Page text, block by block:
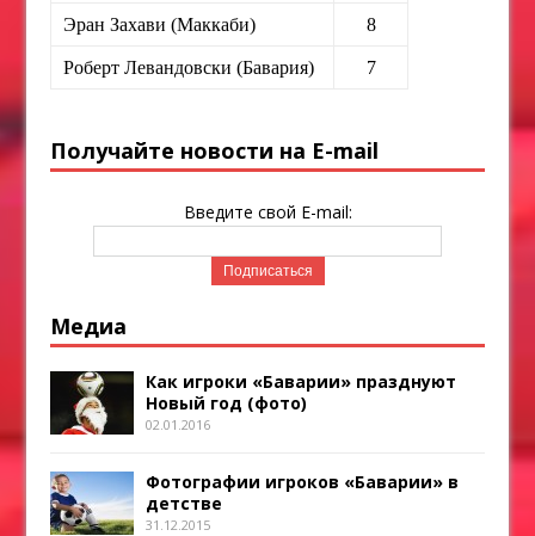
Эран Захави (Маккаби) 8
Роберт Левандовски (Бавария) 7
Получайте новости на E-mail
Введите свой E-mail:
Медиа
Как игроки «Баварии» празднуют
Новый год (фото)
02.01.2016
Фотографии игроков «Баварии» в
детстве
31.12.2015